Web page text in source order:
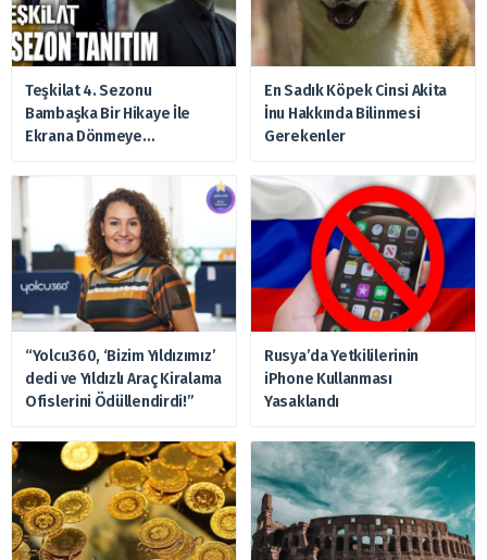
Teşkilat 4. Sezonu
Bambaşka Bir Hikaye İle
Ekrana Dönmeye
En Sadık Köpek Cinsi Akita
İnu Hakkında Bilinmesi
Gerekenler
“Yolcu360, ‘Bizim Yıldızımız’
dedi ve Yıldızlı Araç Kiralama
Ofislerini Ödüllendirdi!”
Rusya’da Yetkililerinin
iPhone Kullanması
Yasaklandı